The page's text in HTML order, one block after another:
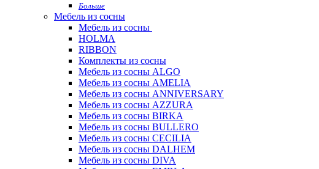
Больше
Мебель из сосны
Мебель из сосны
HOLMA
RIBBON
Комплекты из сосны
Мебель из сосны ALGO
Мебель из сосны AMELIA
Мебель из сосны ANNIVERSARY
Мебель из сосны AZZURA
Мебель из сосны BIRKA
Мебель из сосны BULLERO
Мебель из сосны CECILIA
Мебель из сосны DALHEM
Мебель из сосны DIVA